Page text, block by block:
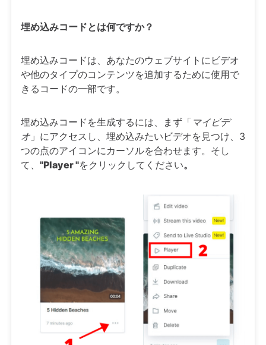
埋め込みコードとは何ですか？
埋め込みコードは、あなたのウェブサイトにビデオ
や他のタイプのコンテンツを追加するために使用で
きるコードの一部です。
埋め込みコードを生成するには、まず「 マイビデ
オ 」にアクセスし、埋め込みたいビデオを見つけ、3
つの点のアイコンにカーソルを合わせます。そし
て、 "Player "をクリックしてください。